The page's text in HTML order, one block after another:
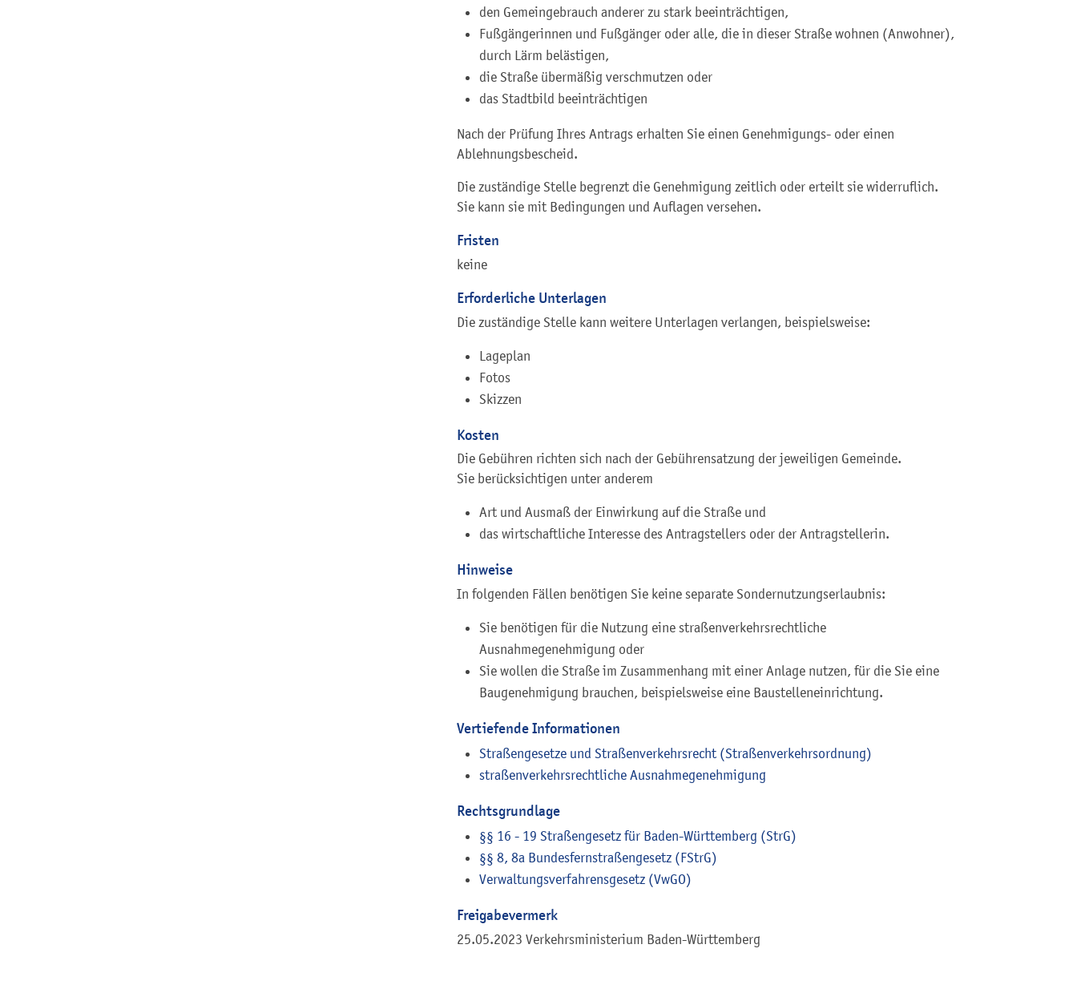
den Gemeingebrauch anderer zu stark beeinträchtigen,
Fußgängerinnen und Fußgänger oder alle, die in dieser Straße wohnen (Anwohner),
durch Lärm belästigen,
die Straße übermäßig verschmutzen oder
das Stadtbild beeinträchtigen
Nach der Prüfung Ihres Antrags erhalten Sie einen Genehmigungs- oder einen
Ablehnungsbescheid.
Die zuständige Stelle begrenzt die Genehmigung zeitlich oder erteilt sie widerruflich.
Sie kann sie mit Bedingungen und Auflagen versehen.
Fristen
keine
Erforderliche Unterlagen
Die zuständige Stelle kann weitere Unterlagen verlangen, beispielsweise:
Lageplan
Fotos
Skizzen
Kosten
Die Gebühren richten sich nach der Gebührensatzung der jeweiligen Gemeinde.
Sie berücksichtigen unter anderem
Art und Ausmaß der Einwirkung auf die Straße und
das wirtschaftliche Interesse des Antragstellers oder der Antragstellerin.
Hinweise
In folgenden Fällen benötigen Sie keine separate Sondernutzungserlaubnis:
Sie benötigen für die Nutzung eine straßenverkehrsrechtliche
Ausnahmegenehmigung oder
Sie wollen die Straße im Zusammenhang mit einer Anlage nutzen, für die Sie eine
Baugenehmigung brauchen, beispielsweise eine Baustelleneinrichtung.
Vertiefende Informationen
Straßengesetze und Straßenverkehrsrecht (Straßenverkehrsordnung)
straßenverkehrsrechtliche Ausnahmegenehmigung
Rechtsgrundlage
§§ 16 - 19 Straßengesetz für Baden-Württemberg (StrG)
§§ 8, 8a Bundesfernstraßengesetz (FStrG)
Verwaltungsverfahrensgesetz (VwGO)
Freigabevermerk
25.05.2023 Verkehrsministerium Baden-Württemberg